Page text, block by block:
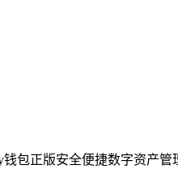
钱包正版安全便捷数字资产管